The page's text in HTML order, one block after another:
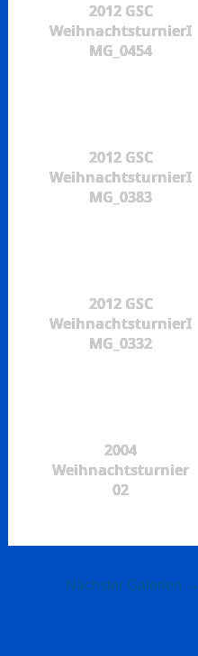
2012 GSC
WeihnachtsturnierI
MG_0454
2012 GSC
WeihnachtsturnierI
MG_0383
2012 GSC
WeihnachtsturnierI
MG_0332
2004
Weihnachtsturnier
02
Nächster Galerien →